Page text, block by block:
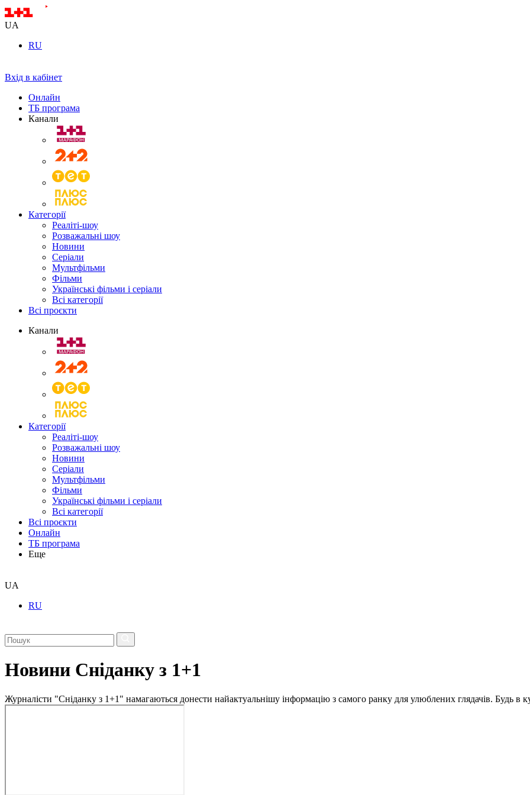
UA
RU
Вхід в кабінет
Онлайн
ТБ програма
Канали
Категорії
Реаліті-шоу
Розважальні шоу
Новини
Серіали
Мультфільми
Фільми
Українські фільми і серіали
Всі категорії
Всі проєкти
Канали
Категорії
Реаліті-шоу
Розважальні шоу
Новини
Серіали
Мультфільми
Фільми
Українські фільми і серіали
Всі категорії
Всі проєкти
Онлайн
ТБ програма
Еще
UA
RU
Новини Сніданку з 1+1
Журналісти "Сніданку з 1+1" намагаються донести найактуальнішу інформацію з самого ранку для улюблених глядачів. Будь в